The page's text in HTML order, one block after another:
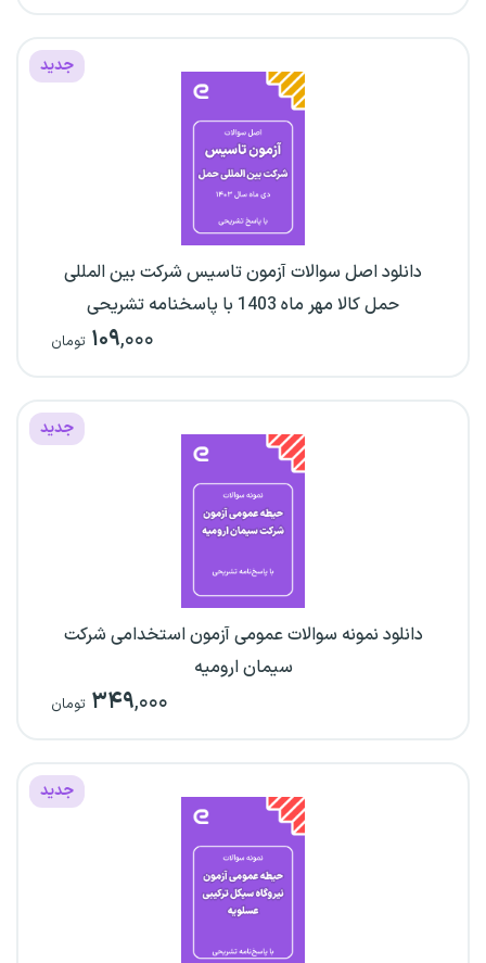
جدید
دانلود اصل سوالات آزمون تاسیس شرکت بین المللی
حمل کالا مهر ماه 1403 با پاسخنامه تشریحی
۱۰۹,۰۰۰ تومان
جدید
دانلود نمونه سوالات عمومی آزمون استخدامی شرکت
سیمان ارومیه
۳۴۹,۰۰۰ تومان
جدید